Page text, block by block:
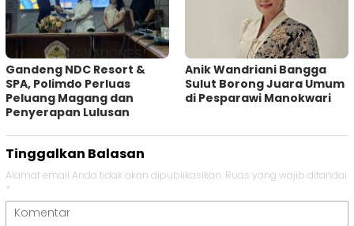
Gandeng NDC Resort &
SPA, Polimdo Perluas
Peluang Magang dan
Penyerapan Lulusan
Anik Wandriani Bangga
Sulut Borong Juara Umum
di Pesparawi Manokwari
Tinggalkan Balasan
Alamat email Anda tidak akan dipublikasikan. Ruas yang wajib ditandai
*